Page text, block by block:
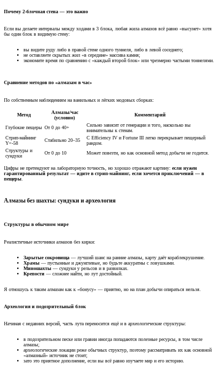
Почему 2-блочная стена — это важно​
Если вы делаете интервалы между ходами в 3 блока, любая жила алмазов всё равно «высунет» хотя
бы один блок в видимую стену:
вы видите руду либо в правой стене одного туннеля, либо в левой соседнего;
не оставляете скрытых жил «в середине» массива камня;
экономите время по сравнению с «каждый второй блок» или чрезмерно частыми тоннелями.
Сравнение методов по «алмазам в час»​
По собственным наблюдениям на ванильных и лёгких модовых сборках:
Метод
Алмазы/час
(условно)
Комментарий
Глубокие пещеры От 0 до 40+
Сильно зависит от генерации и того, насколько вы
внимательны к стенам.
Стрип-майнинг
Y=-58
Стабильно 20–35
С Efficiency IV и Fortune III легко перекрывает пещерный
рандом.
Структуры и
сундуки
От 0 до 10 Может повезти, но как основной метод добычи не годится.
Цифры не претендуют на лабораторную точность, но хорошо отражают картину: если нужен
гарантированный результат — идите в стрип-майнинг, если хочется приключений — в
пещеры
Алмазы без шахты: сундуки и археология​
Структуры в обычном мире​
Реалистичные источники алмазов без кирки:
Зарытые сокровища — лучший шанс на ранние алмазы, карту даёт кораблекрушение.
Храмы — пустынные и джунглевые, но будьте аккуратны с ловушками.
Миношахты — сундуки у рельсов и в развилках.
Крепости — сложнее найти, но лут достойный.
Я отношусь к таким алмазам как к «бонусу» — приятно, но на план добычи опираться нельзя.
Археология и подозрительный блок​
Начиная с недавних версий, часть лута переносится ещё и в археологические структуры:
в подозрительном песке или гравии иногда попадаются полезные ресурсы, в том числе
алмазы;
археологические локации реже обычных структур, поэтому рассматривать их как основной
«алмазный» источник не стоит;
зато это приятное дополнение, если вы всё равно изучаете мир и его историю.